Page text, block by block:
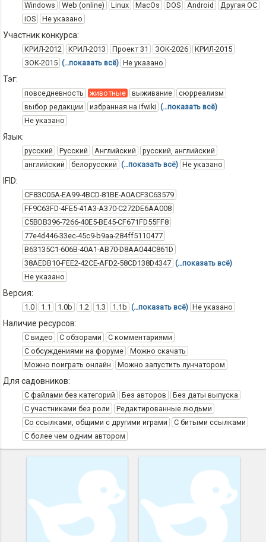
Windows Web (online) Linux MacOs DOS Android
Другая ОС
iOS
Не указано
Участник конкурса:
КРИЛ-2012 КРИЛ-2013 Проект 31 ЗОК-2026
КРИЛ-2015
ЗОК-2015 (…показать всё) Не указано
Тэг:
повседневность животные выживание
сюрреализм
выбор редакции
избранная на ifwiki (…показать всё)
Не указано
Язык:
русский Русский Английский
русский, английский
английский
белорусский (…показать всё) Не указано
IFID:
CF83C05A-EA99-4BCD-81BE-A0ACF3C63579
FF9C63FD-4FE5-41A3-A370-C272DE6AA008
C5BDB396-7266-40E5-BE45-CF671FD55FF8
77e4d446-33ec-45c9-b9aa-284ff5110477
B63135C1-606B-40A1-AB70-D8AA044C861D
38AEDB10-FEE2-42CE-AFD2-58CD138D4347 (…показать всё)
Не указано
Версия:
1.0 1.1 1.0b 1.2 1.3 1.1b (…показать всё) Не указано
Наличие ресурсов:
С видео С обзорами
С комментариями
С обсуждениями на форуме
Можно скачать
Можно поиграть онлайн
Можно запустить лунчатором
Для садовников:
С файлами без категорий Без авторов
Без даты выпуска
С участниками без роли
Редактированные людьми
Со ссылками, общими с другими играми
С битыми ссылками
С более чем одним автором